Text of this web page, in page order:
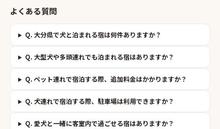
よくある質問
Q. 大分県で犬と泊まれる宿は何件ありますか？
Q. 大型犬や多頭連れでも泊まれる宿はありますか？
Q. ペット連れで宿泊する際、追加料金はかかりますか？
Q. 犬連れで宿泊する際、駐車場は利用できますか？
Q. 愛犬と一緒に客室内で過ごせる宿はありますか？